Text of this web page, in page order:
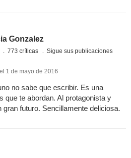
Gonzalez
773 críticas Sigue sus publicaciones
1 de mayo de 2016
no sabe que escribir. Es una
que te abordan. Al protagonista y
gran futuro. Sencillamente deliciosa.